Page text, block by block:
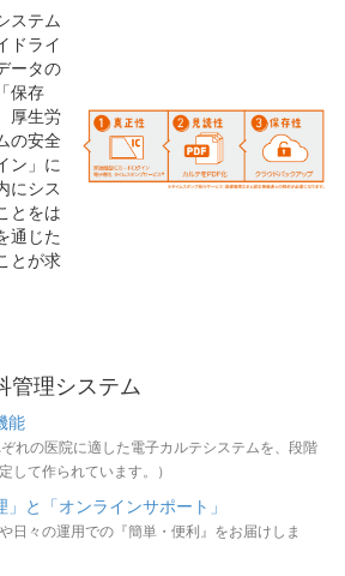
ステム
ドライ
ータの
保存
厚生労
の安全
ン」に
にシス
とをは
通じた
とが求
管理システム
能
れの医院に適した電子カルテシステムを、段階
して作られています。）
と「オンラインサポート」
日々の運用での『簡単・便利』をお届けしま